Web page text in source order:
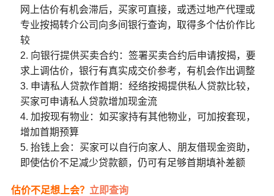
网上估价有机会滞后，买家可直接，或透过地产代理或
专业按揭转介公司向多间银行查询，取得多个估价作比
较
向银行提供买卖合约：签署买卖合约后申请按揭，要
求上调估价，银行有真实成交价参考，有机会作出调整
申请私人贷款作首期：经络按揭提供私人贷款比较，
买家可申请私人贷款增加现金流
加按现有物业：如买家持有其他物业，可加按套现，
增加首期预算
抬钱上会：买家可以自行向家人、朋友借现金资助，
即使估价不足减少贷款额，仍可有足够首期填补差额
估价不足想上会？ 立即查询